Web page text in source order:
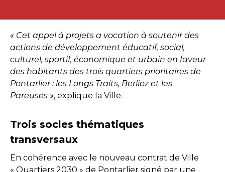
« Cet appel à projets a vocation à soutenir des
actions de développement éducatif, social,
culturel, sportif, économique et urbain en faveur
des habitants des trois quartiers prioritaires de
Pontarlier : les Longs Traits, Berlioz et les
Pareuses », explique la Ville.
Trois socles thématiques
transversaux
En cohérence avec le nouveau contrat de Ville
« Quartiers 2030 » de Pontarlier signé par une